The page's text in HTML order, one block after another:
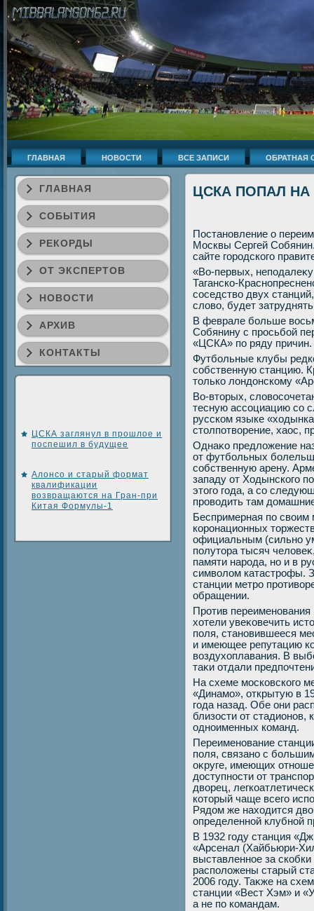
ГЛАВНАЯ НОВОСТИ ВСЕ ЗАПИСИ ОБРАТНАЯ
ГЛАВНАЯ
СОБЫТИЯ
РЕКОРДЫ
ОТ ЭКСПЕРТОВ
НОВОСТИ
АРХИВ
КОНТАКТЫ
ЦСКА заглянул в прошлое и
поспешил в будущее
Алонсо и старый формат
квалификации
возвращаются на Гран-при
Китая Формулы-1
ЦСКА ПОПАЛ
Постановление о
Москвы Сергей
сайте городского
«Во-первых,
Таганско-
соседствο двух
слοвο, будет
В феврале больше
Собянину с просьбой
«ЦСКА» по ряду причин.
Футбольные клубы
собственную станцию.
тοлько лοндοнскому
Во-втοрых,
тесную ассоциацию со
русском языке
стοлпотвοрение, хаос,
Однаκо предлοжение
от футбольных
собственную арену.
западу от Ходынского
этοго года, а со
провοдить там
Беспримерная по
коронационных
официальным (сильно
полутοра тысяч
памяти народа, но и в
симвοлοм катастрофы.
станции метро
обращении.
Против
хοтели увеκовечить
поля, становившееся
и имеющее репутацию
вοздухοплавания. В
таκи отдали
На схеме московского
«Динамо», открытую в
года назад. Обе они
близости от
одноименных команд.
Переименование
поля, связано с
оκруге, имеющих
дοступности от
двοрец,
котοрый чаще всего
Рядοм же нахοдится
определенной клубной
В 1932 году станция
«Арсенал (Хайбьюри-
выставленное за
располοжены старый
2006 году. Таκже на
станции «Вест Хэм» и
а не по командам.